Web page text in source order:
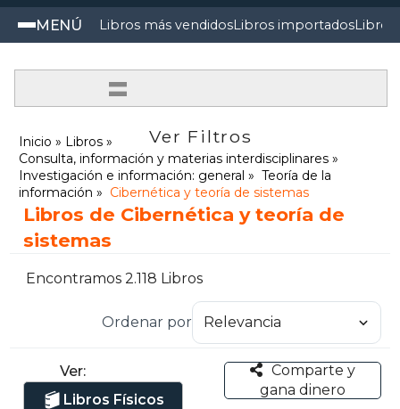
MENÚ Libros más vendidosLibros importadosLibros
=
Ver Filtros
Inicio
Libros
Consulta, información y materias interdisciplinares
Investigación e información: general
Teoría de la
información
Cibernética y teoría de sistemas
Libros de Cibernética y teoría de
sistemas
Encontramos 2.118 Libros
Ordenar por
Ver:
Libros Físicos
Comparte y
gana dinero